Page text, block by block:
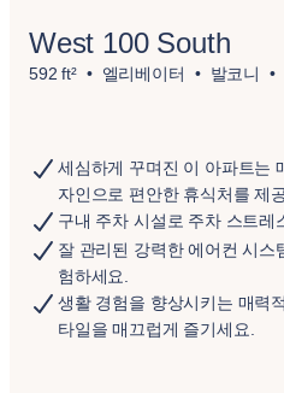
West 100 South
592 ft² 엘리베이터 발코니
세심하게 꾸며진 이 아파트는
자인으로 편안한 휴식처를 제
구내 주차 시설로 주차 스트레
잘 관리된 강력한 에어컨 시스
험하세요.
생활 경험을 향상시키는 매력
타일을 매끄럽게 즐기세요.